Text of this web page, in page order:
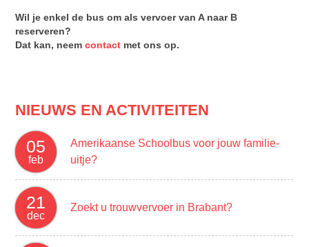
Wil je enkel de bus om als vervoer van A naar B
reserveren?
Dat kan, neemcontact met ons op.
NIEUWS EN ACTIVITEITEN
05
feb
Amerikaanse Schoolbus voor jouw familie-
uitje?
21
dec
Zoekt u trouwvervoer in Brabant?